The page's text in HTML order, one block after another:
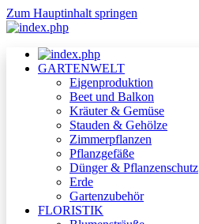
Zum Hauptinhalt springen
GARTENWELT
Eigenproduktion
Beet und Balkon
Kräuter & Gemüse
Stauden & Gehölze
Zimmerpflanzen
Pflanzgefäße
Dünger & Pflanzenschutz
Erde
Gartenzubehör
FLORISTIK